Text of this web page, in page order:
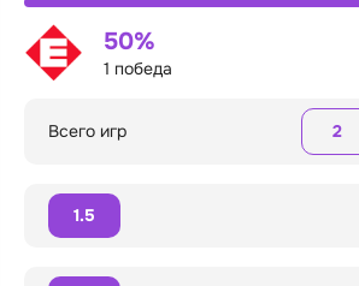
50%
1 победа
Всего игр 2
1.5